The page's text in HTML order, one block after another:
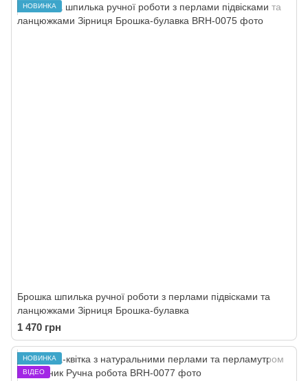
НОВИНКА
Брошка шпилька ручної роботи з перлами підвісками та
ланцюжками Зірниця Брошка-булавка
1 470 грн
НОВИНКА
ВІДЕО